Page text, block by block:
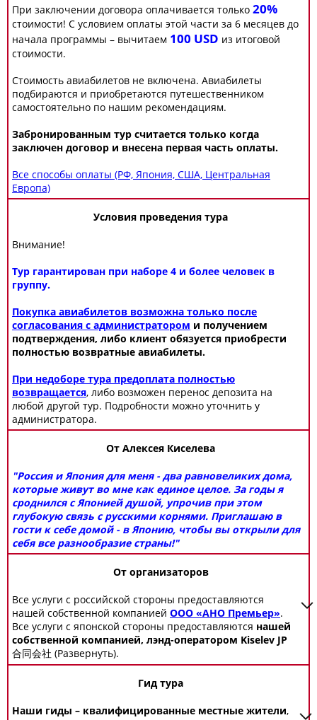
При заключении договора оплачивается только 20%
стоимости! С условием оплаты этой части за 6 месяцев до
начала программы – вычитаем 100 USD из итоговой
стоимости.
Стоимость авиабилетов не включена. Авиабилеты
подбираются и приобретаются путешественником
самостоятельно по нашим рекомендациям.
Забронированным тур считается только когда
заключен договор и внесена первая часть оплаты.
Все способы оплаты (РФ, Япония, США, Центральная
Европа)
Условия проведения тура
Внимание!
Тур гарантирован при наборе 4 и более человек в
группу.
Покупка авиабилетов возможна только после
согласования с администратором и получением
подтверждения, либо клиент обязуется приобрести
полностью возвратные авиабилеты.
При недоборе тура предоплата полностью
возвращается, либо возможен перенос депозита на
любой другой тур. Подробности можно уточнить у
администратора.
От Алексея Киселева
"Россия и Япония для меня - два равновеликих дома,
которые живут во мне как единое целое. За годы я
сроднился с Японией душой, упрочив при этом
глубокую связь с русскими корнями. Приглашаю в
гости к себе домой - в Японию, чтобы вы открыли для
себя все разнообразие страны!"
От организаторов
Все услуги с российской стороны предоставляются
нашей собственной компанией ООО «АНО Премьер».
Все услуги с японской стороны предоставляются нашей
собственной компанией, лэнд-оператором Kiselev JP
合同会社 (Развернуть).
Гид тура
Наши гиды – квалифицированные местные жители,